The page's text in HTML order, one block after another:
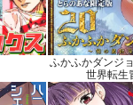
ふかふかダンジ
世界転生